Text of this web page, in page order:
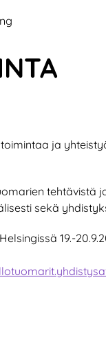
ja
tehtävistä
sekä
19.-